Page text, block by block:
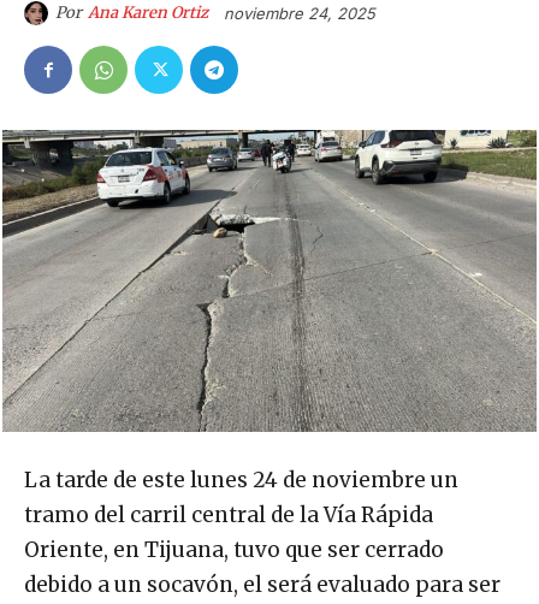
Por Ana Karen Ortiz noviembre 24, 2025
La tarde de este lunes 24 de noviembre un
tramo del carril central de la Vía Rápida
Oriente, en Tijuana, tuvo que ser cerrado
debido a un socavón, el será evaluado para ser